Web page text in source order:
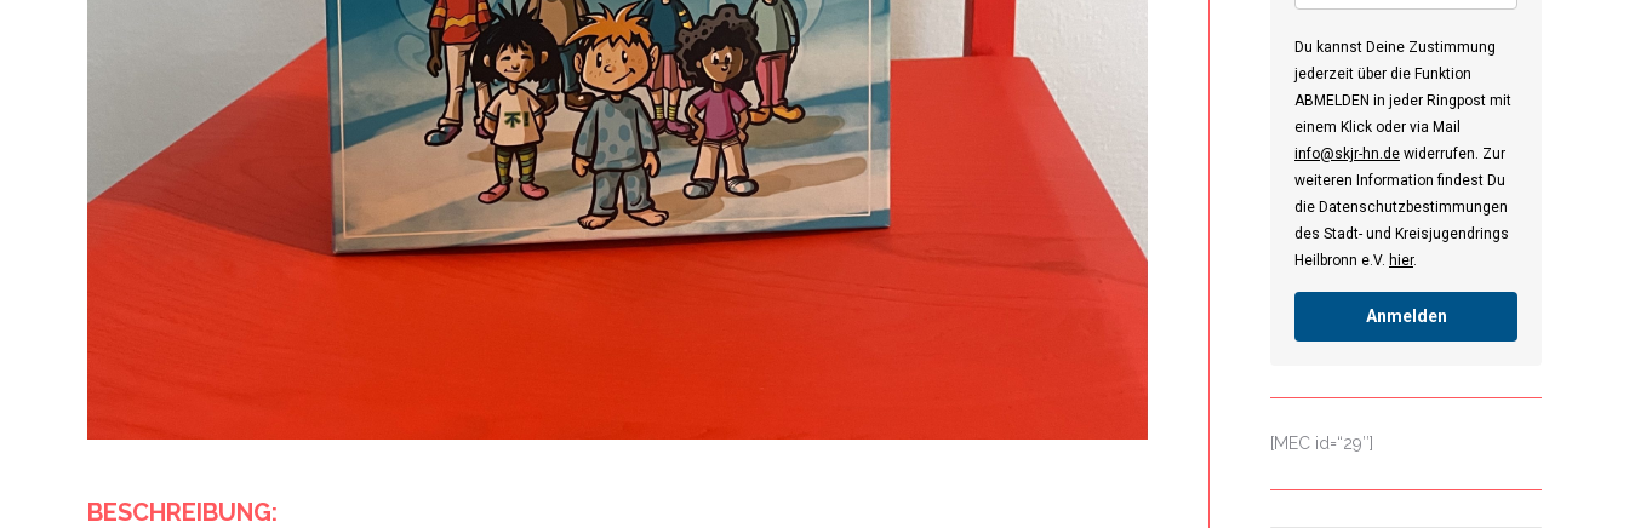
BESCHREIBUNG:
Du kannst Deine Zustimmung
jederzeit über die Funktion
ABMELDEN in jeder Ringpost mit
einem Klick oder via Mail
info@skjr-hn.de widerrufen. Zur
weiteren Information findest Du
die Datenschutzbestimmungen
des Stadt- und Kreisjugendrings
Heilbronn e.V. hier.
Anmelden
[MEC id=“29″]